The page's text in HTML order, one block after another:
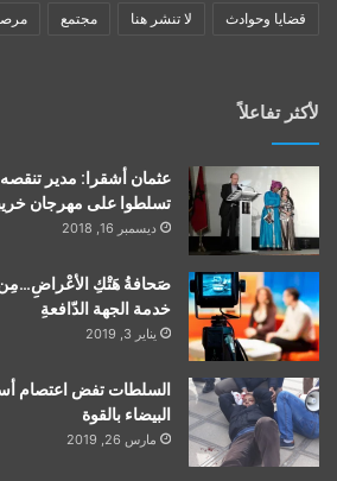
قضايا وحوادث لا تنشر هنا مجتمع
لأكثر تفاعلاً
عثمان أشقرا: مدير تنقصه
تسلطوا على مهرجان
ديسمبر 16, 2018
صَحافةُ هَتْكِ الأعْراضِ…مِن
خدمة الجهة الدّافعةِ
يناير 3, 2019
السلطات تفض اعتصام
البيضاء بالقوة
مارس 26, 2019